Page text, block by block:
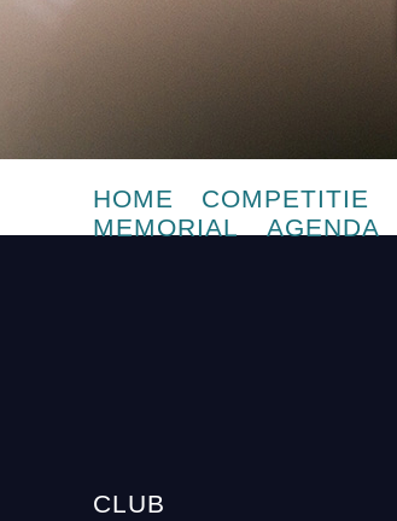
HOME COMPETITIE
MEMORIAL
AGENDA
CLUB